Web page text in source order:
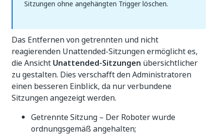
Sitzungen ohne angehängten Trigger löschen.
Das Entfernen von getrennten und nicht
reagierenden Unattended-Sitzungen ermöglicht es,
die Ansicht Unattended-Sitzungen übersichtlicher
zu gestalten. Dies verschafft den Administratoren
einen besseren Einblick, da nur verbundene
Sitzungen angezeigt werden.
Getrennte Sitzung – Der Roboter wurde
ordnungsgemäß angehalten;